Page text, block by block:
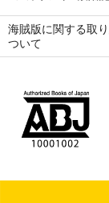
海賊版に関する取
ついて